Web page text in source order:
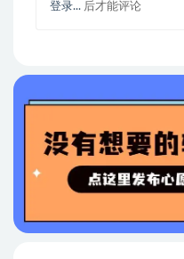
登录... 后才能评论